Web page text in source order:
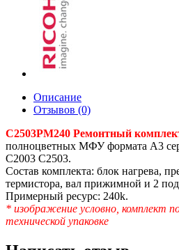
Описание
Отзывов (0)
C2503PM240 Ремонтный
полноцветных МФУ формата A3
С2003 C2503.
Состав комплекта: блок нагрева,
термистора, вал прижимной и 2
Примерный ресурс: 240k.
* изображение условно, комплект
технической упаковке